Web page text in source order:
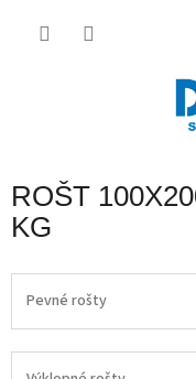
ROŠT
KG
Pevné rošty